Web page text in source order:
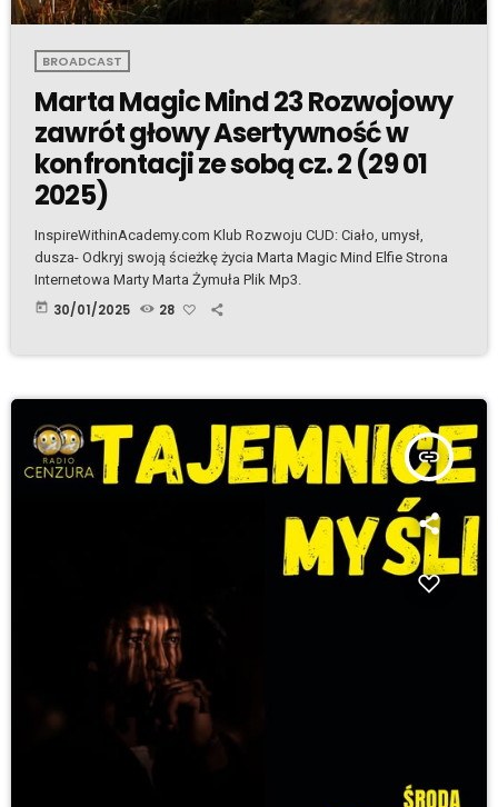
BROADCAST
Marta Magic Mind 23 Rozwojowy
zawrót głowy Asertywność w
konfrontacji ze sobą cz. 2 (29 01
2025)
InspireWithinAcademy.com Klub Rozwoju CUD: Ciało, umysł,
dusza- Odkryj swoją ścieżkę życia Marta Magic Mind Elfie Strona
Internetowa Marty Marta Żymuła Plik Mp3.
today 30/01/2025 28
insert_link